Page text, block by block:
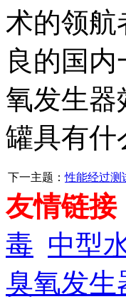
术的领航
良的国
氧发生器
罐具有什
下一主题：性能经过测
友情链接
毒 中型
臭氧发生